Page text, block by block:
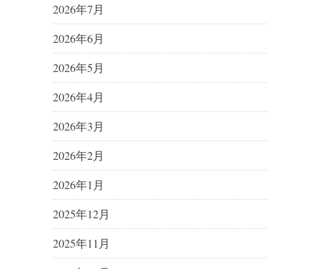
2026年7月
2026年6月
2026年5月
2026年4月
2026年3月
2026年2月
2026年1月
2025年12月
2025年11月